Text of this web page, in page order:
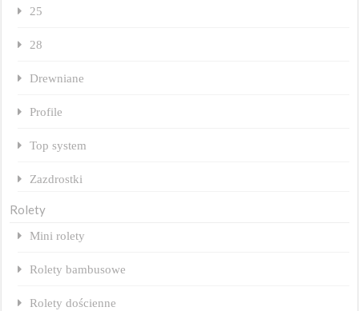
25
28
Drewniane
Profile
Top system
Zazdrostki
Rolety
Mini rolety
Rolety bambusowe
Rolety dościenne